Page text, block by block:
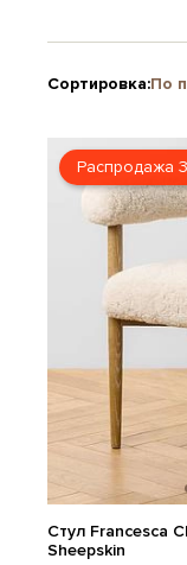
Сортировка:По
Распродажа
Стул Francesca
Sheepskin